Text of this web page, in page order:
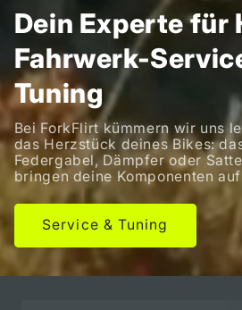
Dein Experte für
Fahrwerk-
Tuning
Bei ForkFlirt kümmern wir uns
das Herzstück deines Bikes:
Federgabel, Dämpfer oder
bringen deine Komponenten
Service & Tuning